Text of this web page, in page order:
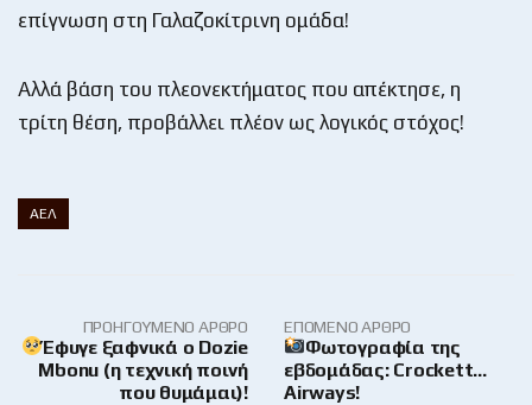
επίγνωση στη Γαλαζοκίτρινη ομάδα!
Αλλά βάση του πλεονεκτήματος που απέκτησε, η
τρίτη θέση, προβάλλει πλέον ως λογικός στόχος!
ΑΕΛ
ΠΡΟΗΓΟΎΜΕΝΟ ΆΡΘΡΟ
Έφυγε ξαφνικά ο Dozie
Mbonu (η τεχνική ποινή
που θυμάμαι)!
ΕΠΌΜΕΝΟ ΆΡΘΡΟ
Φωτογραφία της
εβδομάδας: Crockett…
Αirways!